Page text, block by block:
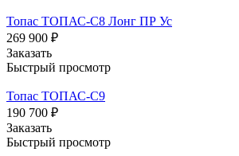
Топас ТОПАС-С8 Лонг ПР Ус
269 900 ₽
Заказать
Быстрый просмотр
Топас ТОПАС-С9
190 700 ₽
Заказать
Быстрый просмотр